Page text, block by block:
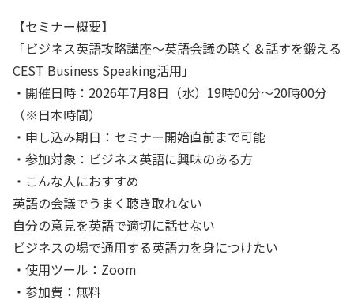
【セミナー概要】
「ビジネス英語攻略講座〜英語会議の聴く＆話すを鍛える
CEST Business Speaking活用」
・開催日時：2026年7月8日（水）19時00分〜20時00分
（※日本時間）
・申し込み期日：セミナー開始直前まで可能
・参加対象：ビジネス英語に興味のある方
・こんな人におすすめ
英語の会議でうまく聴き取れない
自分の意見を英語で適切に話せない
ビジネスの場で通用する英語力を身につけたい
・使用ツール：Zoom
・参加費：無料